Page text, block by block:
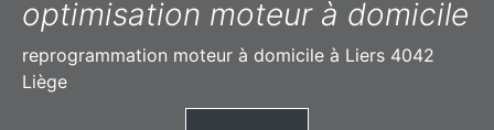
optimisation moteur à domicile
reprogrammation moteur à domicile à Liers 4042
Liège